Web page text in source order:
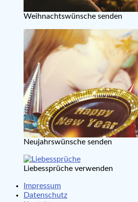
Weihnachtswünsche senden
Neujahrswünsche senden
Liebessprüche verwenden
Impressum
Datenschutz